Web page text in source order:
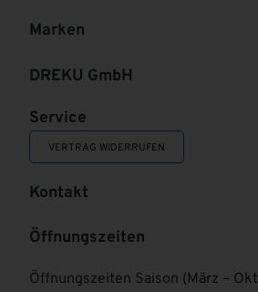
Marken
DREKU GmbH
Service
VERTRAG WIDERRUFEN
Kontakt
Öffnungszeiten
Öffnungszeiten Saison (März –